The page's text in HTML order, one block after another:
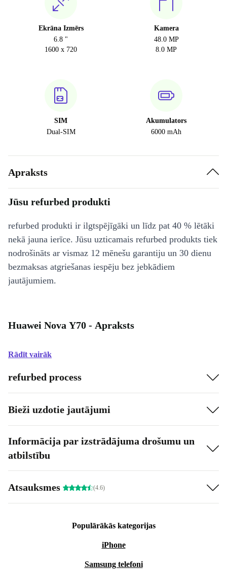
Ekrāna Izmērs
6.8 "
1600 x 720
Kamera
48.0 MP
8.0 MP
SIM
Dual-SIM
Akumulators
6000 mAh
Apraksts
Jūsu refurbed produkti
refurbed produkti ir ilgtspējīgāki un līdz pat 40 % lētāki
nekā jauna ierīce. Jūsu uzticamais refurbed produkts tiek
nodrošināts ar vismaz 12 mēnešu garantiju un 30 dienu
bezmaksas atgriešanas iespēju bez jebkādiem
jautājumiem.
Huawei Nova Y70 - Apraksts
Rādīt vairāk
refurbed process
Bieži uzdotie jautājumi
Informācija par izstrādājuma drošumu un
atbilstību
Atsauksmes (4.6)
Populārākās kategorijas
iPhone
Samsung telefoni